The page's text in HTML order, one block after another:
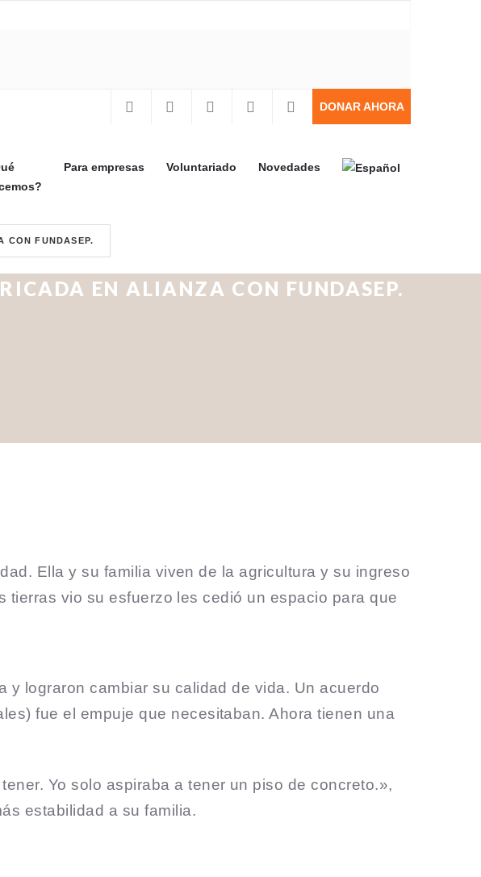
DONAR AHORA
Para empresas Voluntariado Novedades
CON FUNDASEP.
EN ALIANZA CON FUNDASEP.
Ella y su familia viven de la agricultura y su ingreso
vio su esfuerzo les cedió un espacio para que
y lograron cambiar su calidad de vida. Un acuerdo
fue el empuje que necesitaban. Ahora tienen una
Yo solo aspiraba a tener un piso de concreto.»,
estabilidad a su familia.